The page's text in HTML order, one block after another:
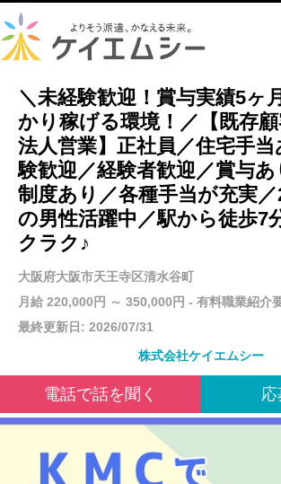
＼未経験歓迎！賞与実績5ヶ
かり稼げる環境！／【既存
法人営業】正社員／住宅手
験歓迎／経験者歓迎／賞与
制度あり／各種手当が充実
の男性活躍中／駅から徒歩7
クラク♪
大阪府大阪市天王寺区清水谷町
月給 220,000円 ～ 350,000円 - 有料職業紹介
最終更新日: 2026/07/31
株式会社ケイエムシー
電話で話を聞く 応